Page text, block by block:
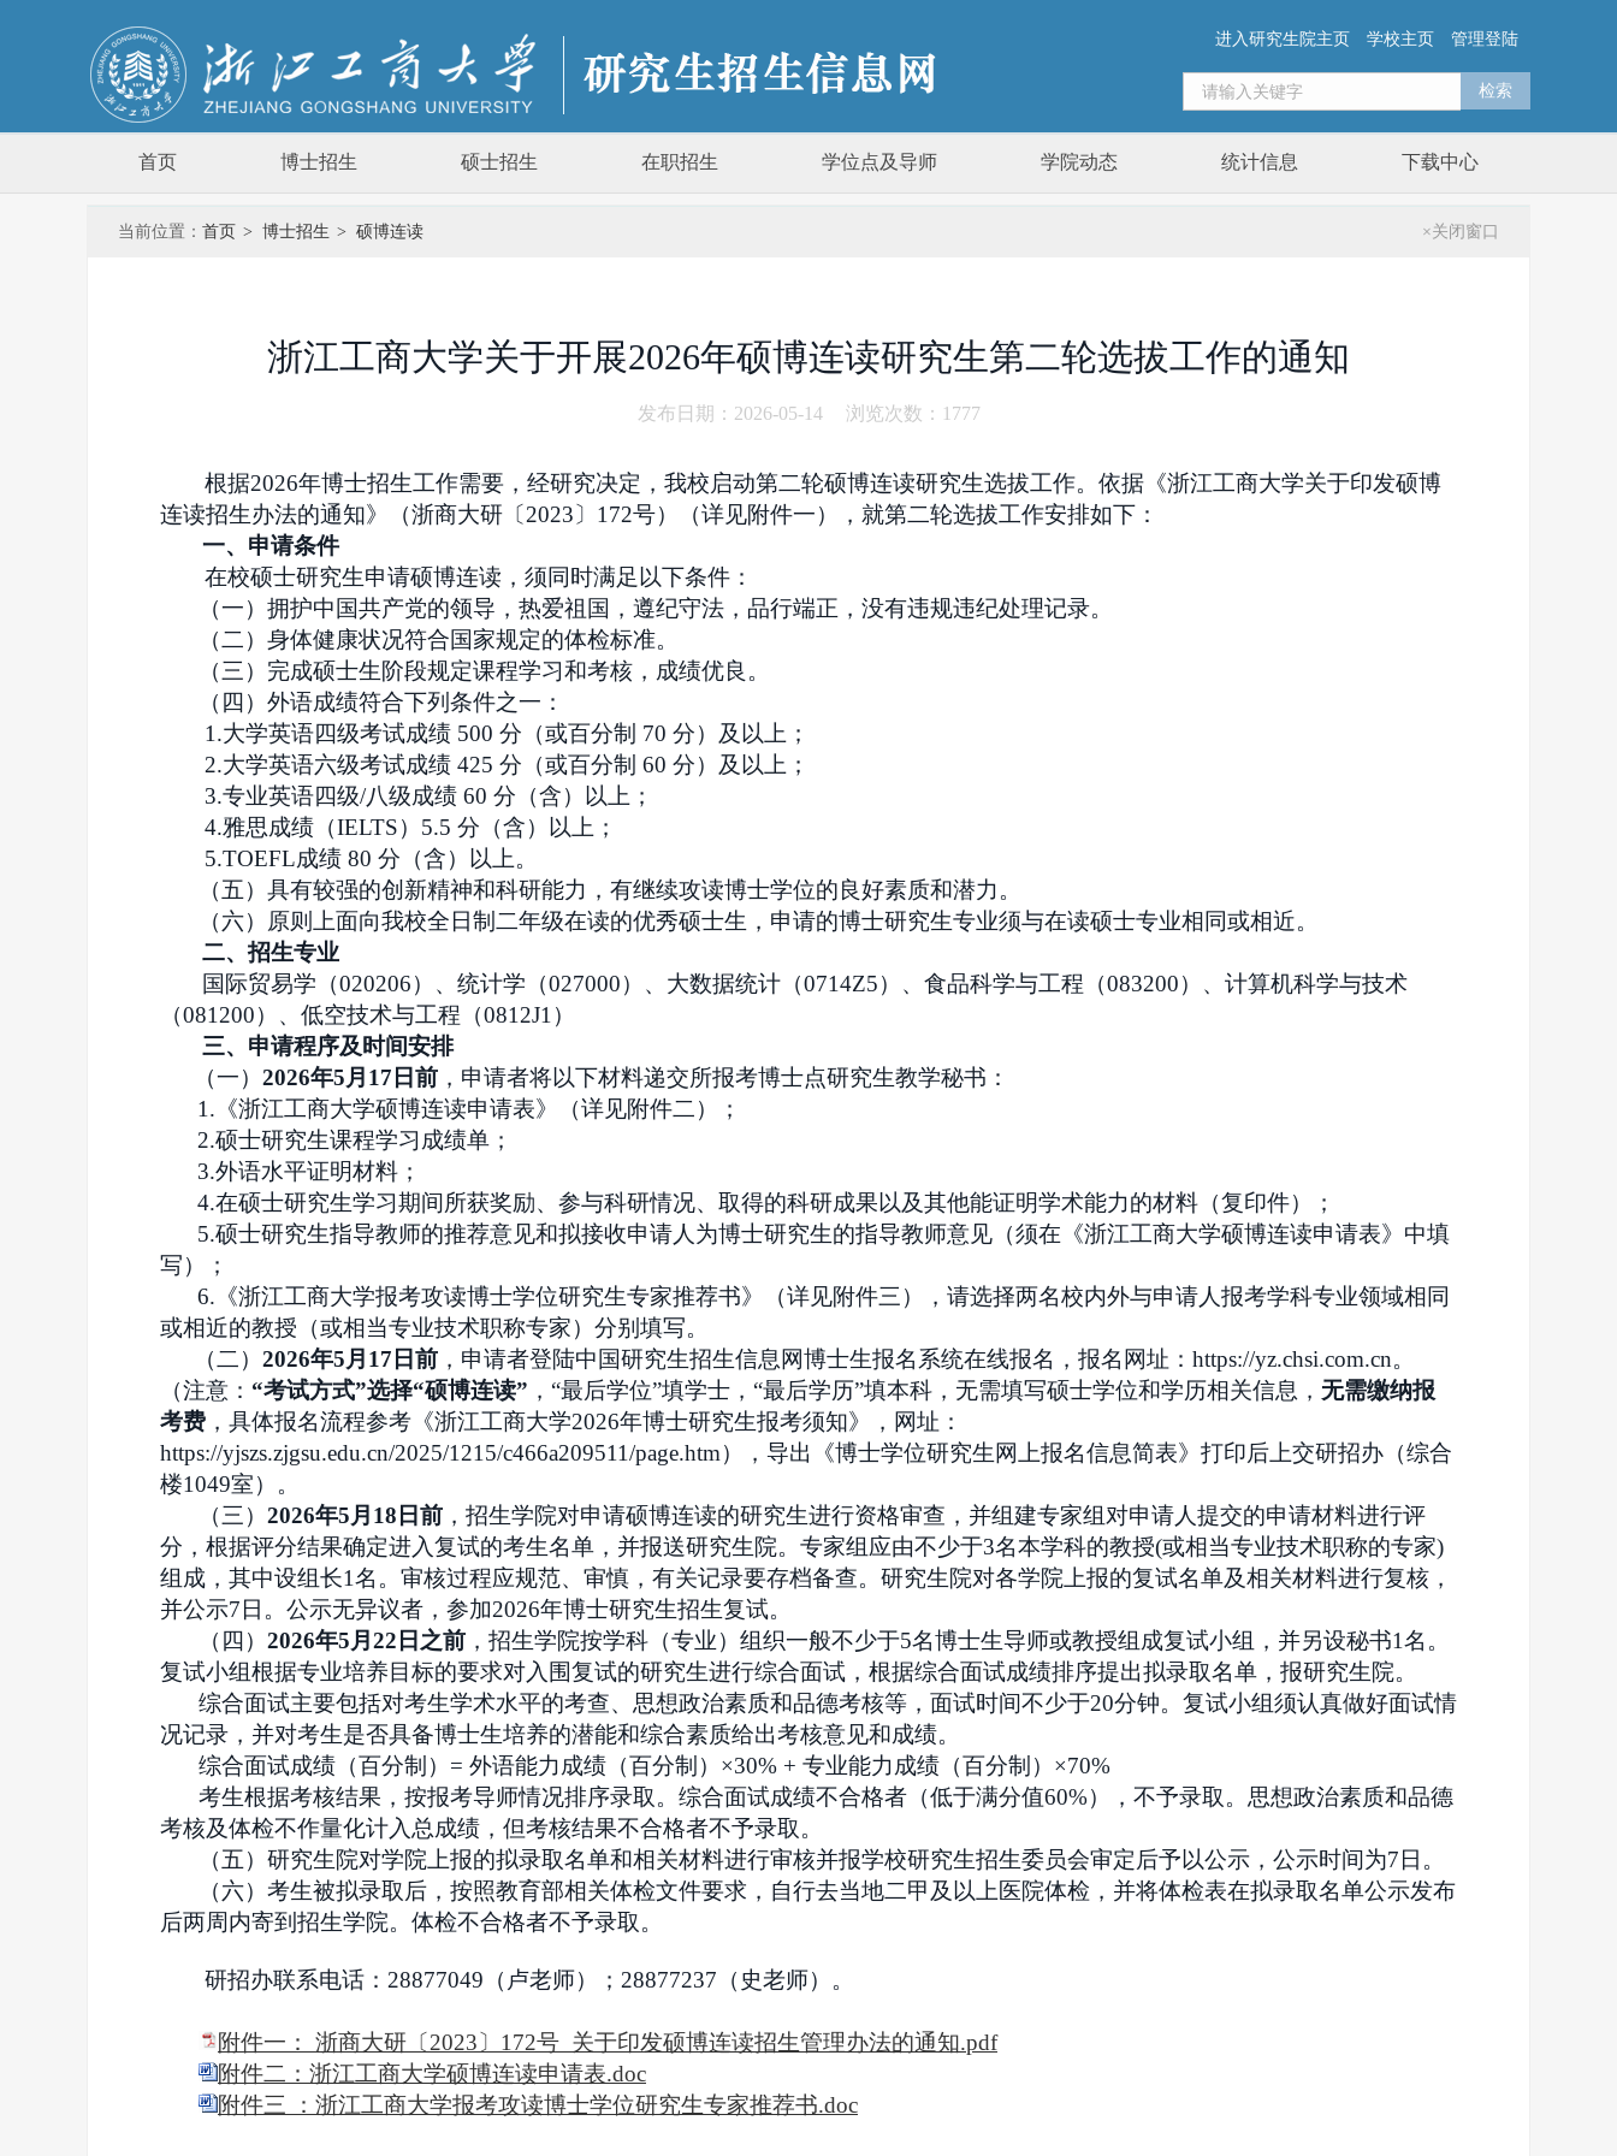
进入研究生院主页 学校主页 管理登陆
首页 博士招生 硕士招生 在职招生 学位点及导师 学院动态 统计信息 下载中心
当前位置： 首页 > 博士招生 > 硕博连读 ×关闭窗口
浙江工商大学关于开展2026年硕博连读研究生第二轮选拔工作的通知
发布日期：2026-05-14 浏览次数： 1777
根据2026年博士招生工作需要，经研究决定，我校启动第二轮硕博连读研究生选拔工作。依据《浙江工商大学关于印发硕博
连读招生办法的通知》（浙商大研〔2023〕172号）（详见附件一），就第二轮选拔工作安排如下：
一、申请条件
在校硕士研究生申请硕博连读，须同时满足以下条件：
（一）拥护中国共产党的领导，热爱祖国，遵纪守法，品行端正，没有违规违纪处理记录。
（二）身体健康状况符合国家规定的体检标准。
（三）完成硕士生阶段规定课程学习和考核，成绩优良。
（四）外语成绩符合下列条件之一：
1.大学英语四级考试成绩 500 分（或百分制 70 分）及以上；
2.大学英语六级考试成绩 425 分（或百分制 60 分）及以上；
3.专业英语四级/八级成绩 60 分（含）以上；
4.雅思成绩（IELTS）5.5 分（含）以上；
5.TOEFL成绩 80 分（含）以上。
（五）具有较强的创新精神和科研能力，有继续攻读博士学位的良好素质和潜力。
（六）原则上面向我校全日制二年级在读的优秀硕士生，申请的博士研究生专业须与在读硕士专业相同或相近。
二、招生专业
国际贸易学（020206）、统计学（027000）、大数据统计（0714Z5）、 食品科学与工程（083200）、计算机科学与技术
（081200）、低空技术与工程（0812J1）
三、申请程序及时间安排
（一） 2026年5月17日前 ，申请者将以下材料递交所报考博士点研究生教学秘书：
1.《浙江工商大学硕博连读申请表》（详见附件二）；
2.硕士研究生课程学习成绩单；
3.外语水平证明材料；
4.在硕士研究生学习期间所获奖励、参与科研情况、取得的科研成果以及其他能证明学术能力的材料（复印件）；
5.硕士研究生指导教师的推荐意见和拟接收申请人为博士研究生的指导教师意见（须在《浙江工商大学硕博连读申请表》中填
写）；
6.《浙江工商大学报考攻读博士学位研究生专家推荐书》（详见附件三），请选择两名校内外与申请人报考学科专业领域相同
或相近的教授（或相当专业技术职称专家）分别填写。
（二） 2026年5月17日前 ，申请者登陆中国研究生招生信息网博士生报名系统在线报名，报名网址：https://yz.chsi.com.cn。
（注意： “考试方式”选择“硕博连读” ，“最后学位”填学士，“最后学历”填本科，无需填写硕士学位和学历相关信息， 无需缴纳报
考费 ，具体报名流程参考《浙江工商大学2026年博士研究生报考须知》，网址：
https://yjszs.zjgsu.edu.cn/2025/1215/c466a209511/page.htm），导出《博士学位研究生网上报名信息简表》打印后上交研招办（综合
楼1049室）。
（三） 2026年5月18日前 ，招生学院对申请硕博连读的研究生进行资格审查，并组建专家组对申请人提交的申请材料进行评
分，根据评分结果确定进入复试的考生名单，并报送研究生院。专家组应由不少于3名本学科的教授(或相当专业技术职称的专家)
组成，其中设组长1名。审核过程应规范、审慎，有关记录要存档备查。研究生院对各学院上报的复试名单及相关材料进行复核，
并公示7日。公示无异议者，参加2026年博士研究生招生复试。
（四） 2026年5月22日之前 ， 招生学院按学科（专业）组织一般不少于5名博士生导师或教授组成复试小组，并另设秘书1名。
复试小组根据专业培养目标的要求对入围复试的研究生进行综合面试，根据综合面试成绩排序提出拟录取名单，报研究生院。
综合面试主要包括对考生学术水平的考查、思想政治素质和品德考核等，面试时间不少于20分钟。复试小组须认真做好面试情
况记录，并对考生是否具备博士生培养的潜能和综合素质给出考核意见和成绩。
综合面试成绩（百分制）= 外语能力成绩（百分制）×30% + 专业能力成绩（百分制）×70%
考生根据考核结果，按报考导师情况排序录取。综合面试成绩不合格者 （低于满分值60%），不予录取。思想政治素质和品德
考核及体检不作量化计入总成绩，但考核结果不合格者不予录取。
（五）研究生院对学院上报的拟录取名单和相关材料进行审核并报学校研究生招生委员会审定后予以公示，公示时间为7日。
（六）考生被拟录取后，按照教育部相关体检文件要求，自行去当地二甲及以上医院体检，并将体检表在拟录取名单公示发布
后两周内寄到招生学院。体检不合格者不予录取。
研招办联系电话：28877049（卢老师）；28877237（史老师）。
附件一： 浙商大研〔2023〕172号 关于印发硕博连读招生管理办法的通知.pdf
附件二：浙江工商大学硕博连读申请表.doc
附件三 ：浙江工商大学报考攻读博士学位研究生专家推荐书.doc